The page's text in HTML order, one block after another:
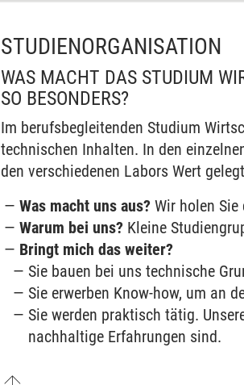
STUDIENORGANISATION
WAS MACHT DAS STUDIUM
SO BESONDERS?
Im berufsbegleitenden Studium
technischen Inhalten. In den
den verschiedenen Labors Wert
Was macht uns aus?Wir holen Sie
Warum bei uns?Kleine
Bringt mich das weiter?
Sie bauen bei uns technische
Sie erwerben Know-how, um an
Sie werden praktisch tätig.
nachhaltige Erfahrungen sind.